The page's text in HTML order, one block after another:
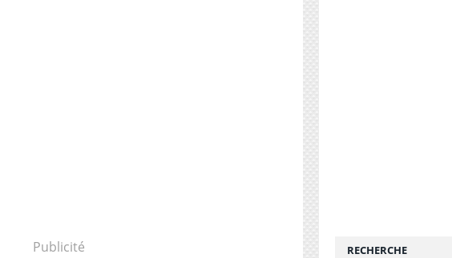
Publicité RECHERCHE